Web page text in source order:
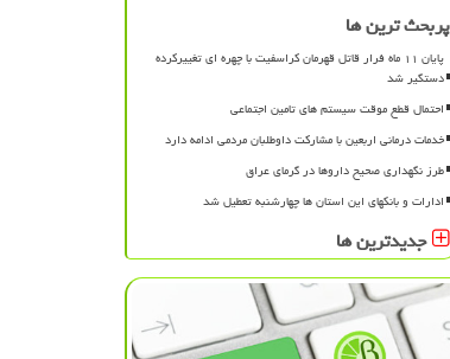
پربحث ترین ها
پایان ۱۱ ماه فرار قاتل قهرمان کراسفیت با چهره ای تغییرکرده
دستگیر شد
احتمال قطع موقت سیستم های تامین اجتماعی
خدمات درمانی اربعین با مشارکت داوطلبان مردمی ادامه دارد
طرز نگهداری صحیح داروها در گرمای عراق
ادارات و بانکهای این استان ها چهارشنبه تعطیل شد
جدیدترین ها